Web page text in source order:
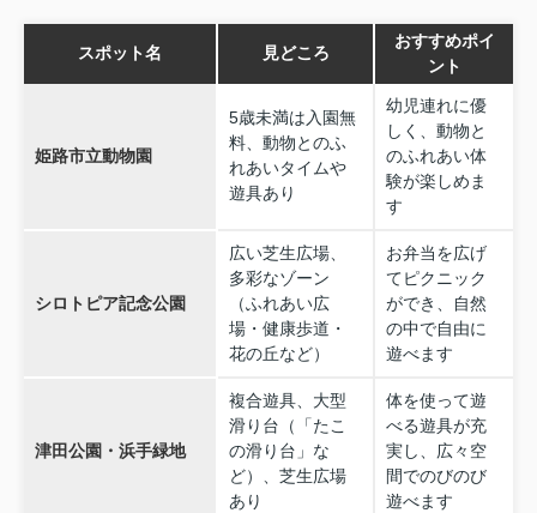
スポット名 見どころ
おすすめポイ
ント
姫路市立動物園
5歳未満は入園無
料、動物とのふ
れあいタイムや
遊具あり
幼児連れに優
しく、動物と
のふれあい体
験が楽しめま
す
シロトピア記念公園
広い芝生広場、
多彩なゾーン
（ふれあい広
場・健康歩道・
花の丘など）
お弁当を広げ
てピクニック
ができ、自然
の中で自由に
遊べます
津田公園・浜手緑地
複合遊具、大型
滑り台（「たこ
の滑り台」な
ど）、芝生広場
あり
体を使って遊
べる遊具が充
実し、広々空
間でのびのび
遊べます